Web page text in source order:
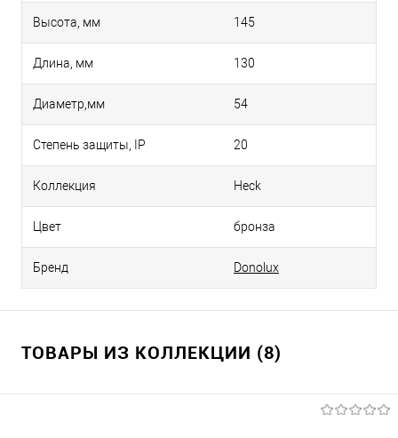
Высота, мм 145
Длина, мм 130
Диаметр,мм 54
Степень защиты, IP 20
Коллекция Heck
Цвет бронза
Бренд Donolux
ТОВАРЫ ИЗ КОЛЛЕКЦИИ (8)